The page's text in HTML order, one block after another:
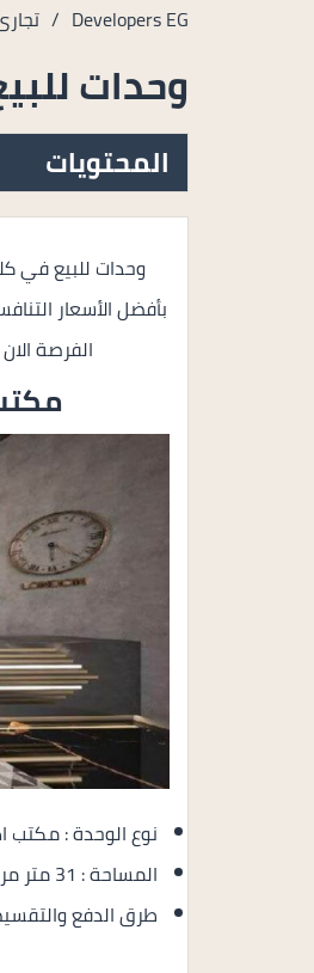
Developers EG
/
وحدات
المحتويات
وحدات للبيع في
بأفضل الأسعار
الفرصة
نوع الوحدة : مكتب
المساحة : 31 متر مربع.
طرق الدفع والتقسيط : 10% مقدم تعاقد كما يتم تقسيط الباقي من البلغ على